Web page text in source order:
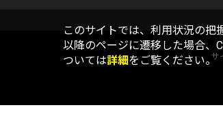
サ
このサイトでは、利用状況の把
以降のページに遷移した場合、
ついては詳細をご覧ください。